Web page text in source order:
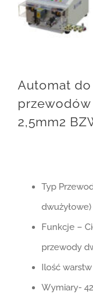
Automat
przewodów
2,5mm2
Typ
dwużyłowe)
Funkcje –
przewody
Ilość
Wymiary-